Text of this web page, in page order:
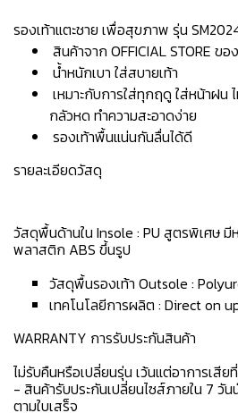
รองเท้าแตะชาย เพื่อสุขภาพ รุ่น
สินค้าจาก OFFICIAL STORE ขอ
น้ำหนักเบา ใส่สบายเท้า
เหมาะกับการใส่ทุกฤดู ใส่หน้าฝน
กลัวหด ทำความสะอาดง่าย
รองเท้าพื้นแน่นกันลื่นได้ดี
รายละเอียดวัสดุ
วัสดุพื้นด้านใน Insole : PU สูตรพิเศษ มี
พลาสติก ABS ขึ้นรูป
วัสดุพื้นรองเท้า Outsole :
เทคโนโลยีการผลิต : Direct on
WARRANTY การรับประกันสินค้า
ไม่รับคืนหรือเปลี่ยนรุ่น เว้นแต่อาการเสี
- สินค้ารับประกันเปลี่ยนไซส์ภายใน 7 วั
ตามใบเสร็จ